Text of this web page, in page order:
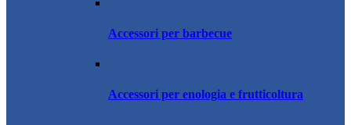
Accessori per barbecue
Accessori per enologia e frutticoltura